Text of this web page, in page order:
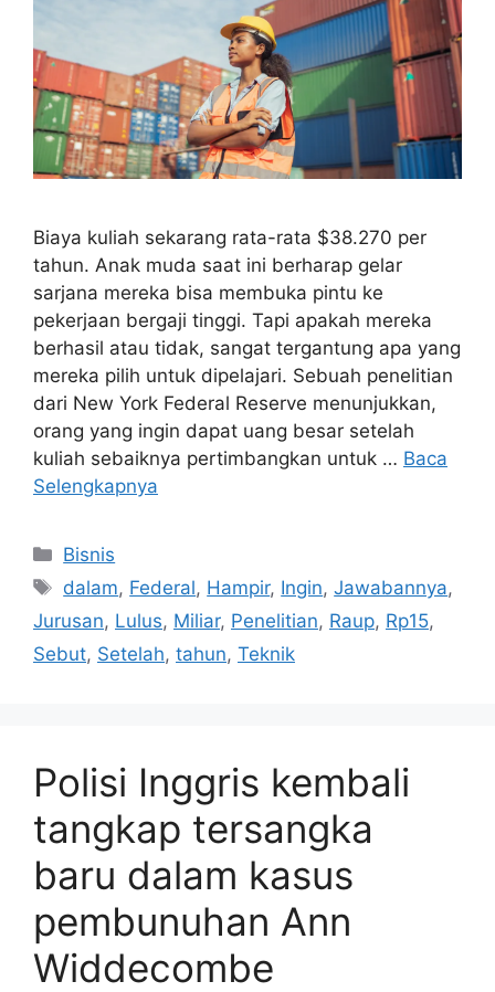
Biaya kuliah sekarang rata-rata $38.270 per
tahun. Anak muda saat ini berharap gelar
sarjana mereka bisa membuka pintu ke
pekerjaan bergaji tinggi. Tapi apakah mereka
berhasil atau tidak, sangat tergantung apa yang
mereka pilih untuk dipelajari. Sebuah penelitian
dari New York Federal Reserve menunjukkan,
orang yang ingin dapat uang besar setelah
kuliah sebaiknya pertimbangkan untuk … Baca
Selengkapnya
Kategori
Bisnis
Tag
dalam, Federal, Hampir, Ingin,Jawabannya,
Jurusan, Lulus, Miliar, Penelitian, Raup, Rp15,
Sebut, Setelah, tahun, Teknik
Polisi Inggris kembali
tangkap tersangka
baru dalam kasus
pembunuhan Ann
Widdecombe